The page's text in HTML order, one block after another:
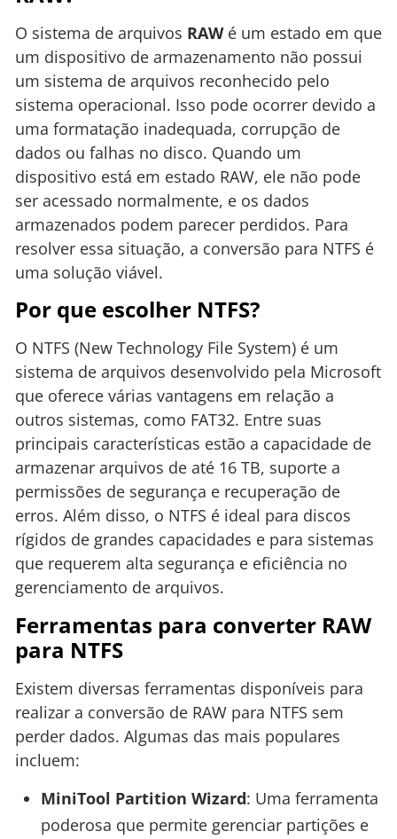
O sistema de arquivos RAWé um estado em que
um dispositivo de armazenamento não possui
um sistema de arquivos reconhecido pelo
sistema operacional. Isso pode ocorrer devido a
uma formatação inadequada, corrupção de
dados ou falhas no disco. Quando um
dispositivo está em estado RAW, ele não pode
ser acessado normalmente, e os dados
armazenados podem parecer perdidos. Para
resolver essa situação, a conversão para NTFS é
uma solução viável.
Por que escolher NTFS?
O NTFS (New Technology File System) é um
sistema de arquivos desenvolvido pela Microsoft
que oferece várias vantagens em relação a
outros sistemas, como FAT32. Entre suas
principais características estão a capacidade de
armazenar arquivos de até 16 TB, suporte a
permissões de segurança e recuperação de
erros. Além disso, o NTFS é ideal para discos
rígidos de grandes capacidades e para sistemas
que requerem alta segurança e eficiência no
gerenciamento de arquivos.
Ferramentas para converter RAW
para NTFS
Existem diversas ferramentas disponíveis para
realizar a conversão de RAW para NTFS sem
perder dados. Algumas das mais populares
incluem:
MiniTool Partition Wizard: Uma ferramenta
poderosa que permite gerenciar partições e